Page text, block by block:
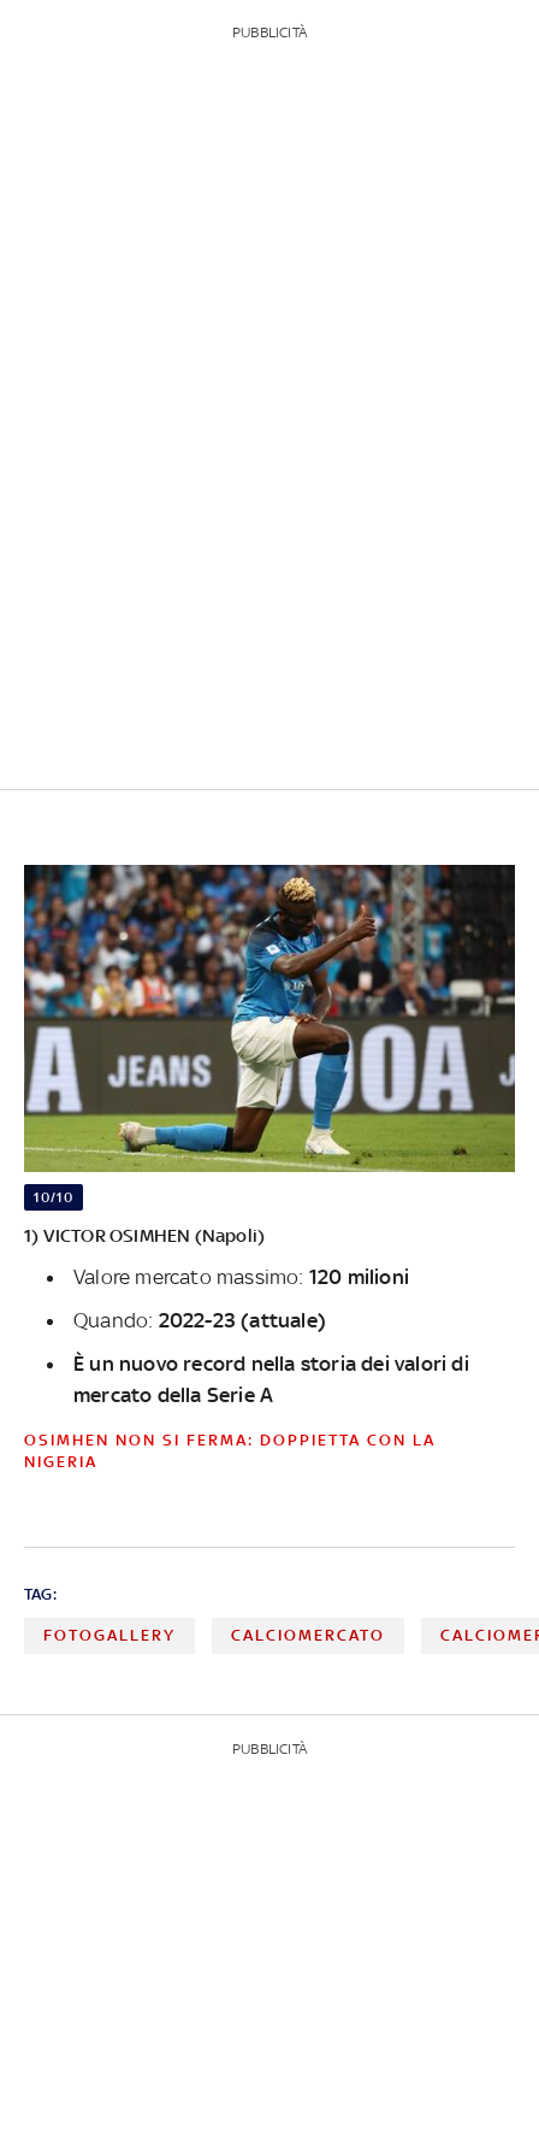
PUBBLICITÀ
10/10
1) VICTOR OSIMHEN (Napoli)
Valore mercato massimo: 120 milioni
Quando: 2022-23 (attuale)
È un nuovo record nella storia dei valori di
mercato della Serie A
OSIMHEN NON SI FERMA: DOPPIETTA CON LA
NIGERIA
TAG:
FOTOGALLERY CALCIOMERCATO
PUBBLICITÀ